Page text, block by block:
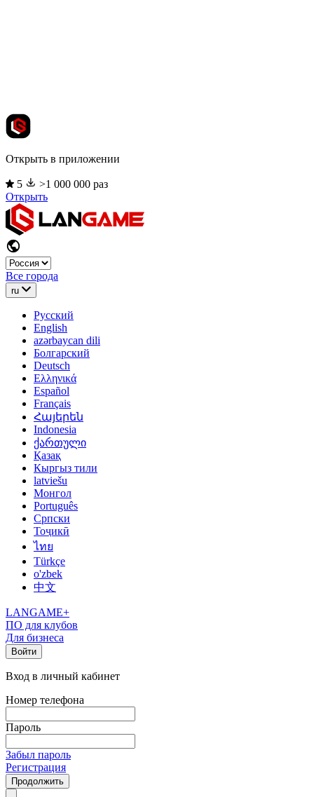
Открыть в приложении
5
>1 000 000 раз
Открыть
Все города
ru
Русский
English
azərbaycan dili
Болгарский
Deutsch
Ελληνικά
Español
Français
Հայերեն
Indonesia
ქართული
Қазақ
Кыргыз тили
latviešu
Монгол
Português
Српски
Тоҷикӣ
ไทย
Türkçe
o'zbek
中文
LANGAME+
ПО для клубов
Для бизнеса
Войти
Вход в личный кабинет
Номер телефона
Пароль
Забыл пароль
Регистрация
Продолжить